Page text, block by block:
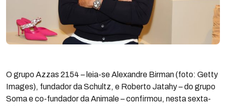
O grupo Azzas 2154 – leia-se Alexandre Birman (foto: Getty
Images), fundador da Schultz, e Roberto Jatahy – do grupo
Soma e co-fundador da Animale – confirmou, nesta sexta-